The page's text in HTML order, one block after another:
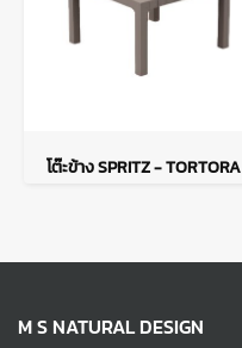
โต๊ะข้าง SPRITZ - TORTORA
M S NATURAL DESIGN